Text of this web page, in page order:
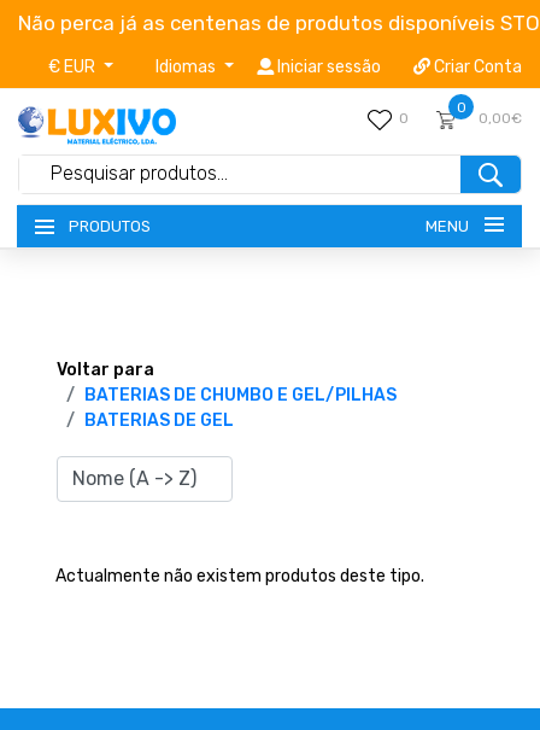
Não perca já as centenas de produtos disponíveis
€ EUR Idiomas Iniciar sessão Criar Conta
0
0
0,00€
PRODUTOS MENU
TERMOS E CONDIÇÕES
CATÁLOGOS
CAMPANHAS
Voltar para
BATERIAS DE CHUMBO E GEL/PILHAS
BATERIAS DE GEL
Actualmente não existem produtos deste tipo.